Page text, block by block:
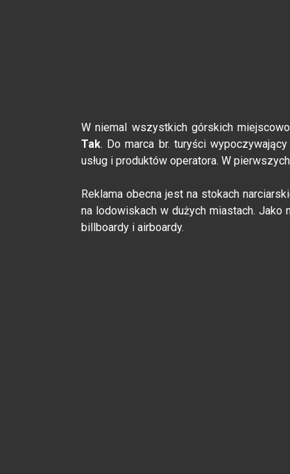
W niemal wszystkich górskich
Tak. Do marca br. turyści
usług i produktów operatora. W
Reklama obecna jest na stokach
na lodowiskach w dużych miastach. Jako
billboardy i airboardy.